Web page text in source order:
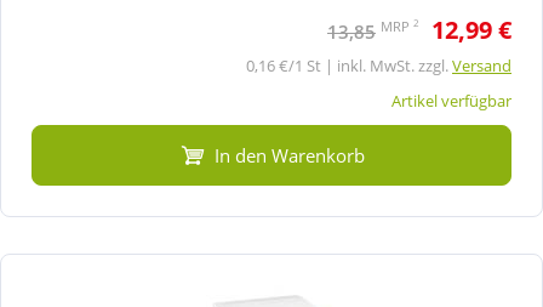
13,85 MRP 2 12,99 €
0,16 €/1 St | inkl. MwSt. zzgl.Versand
Artikel verfügbar
In den Warenkorb